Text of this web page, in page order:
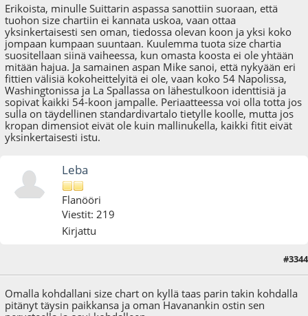
Erikoista, minulle Suittarin aspassa sanottiin suoraan, että
tuohon size chartiin ei kannata uskoa, vaan ottaa
yksinkertaisesti sen oman, tiedossa olevan koon ja yksi koko
jompaan kumpaan suuntaan. Kuulemma tuota size chartia
suositellaan siinä vaiheessa, kun omasta koosta ei ole yhtään
mitään hajua. Ja samainen aspan Mike sanoi, että nykyään eri
fittien välisiä kokoheittelyitä ei ole, vaan koko 54 Napolissa,
Washingtonissa ja La Spallassa on lähestulkoon identtisiä ja
sopivat kaikki 54-koon jampalle. Periaatteessa voi olla totta jos
sulla on täydellinen standardivartalo tietylle koolle, mutta jos
kropan dimensiot eivät ole kuin mallinukella, kaikki fitit eivät
yksinkertaisesti istu.
Leba
Flanööri
Viestit: 219
Kirjattu
#3344
Omalla kohdallani size chart on kyllä taas parin takin kohdalla
pitänyt täysin paikkansa ja oman Havanankin ostin sen